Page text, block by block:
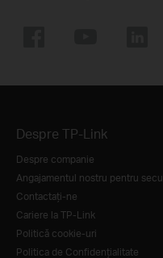
Despre TP-Link
Despre companie
Angajamentul nostru pentru
Contactați-ne
Cariere la TP-Link
Politică cookie-uri
Politica de Confidențialitate